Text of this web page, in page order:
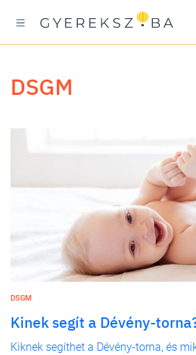
DSGM
DSGM
Kinek segít a Dévény-
Kiknek segíthet a Dévény-torna, és